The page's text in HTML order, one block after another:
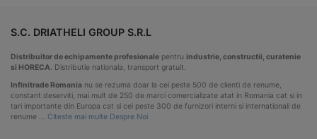
S.C. DRIATHELI GROUP S.R.L
Distribuitor de echipamente profesionale pentru industrie, constructii, curatenie
si HORECA . Distributie nationala, transport gratuit.
Infinitrade Romania nu se rezuma doar la cei peste 500 de clienti de renume,
constant deserviti, mai mult de 250 de marci comercializate atat in Romania cat si in
tari importante din Europa cat si cei peste 300 de furnizori interni si internationali de
renume … Citeste mai multe Despre Noi